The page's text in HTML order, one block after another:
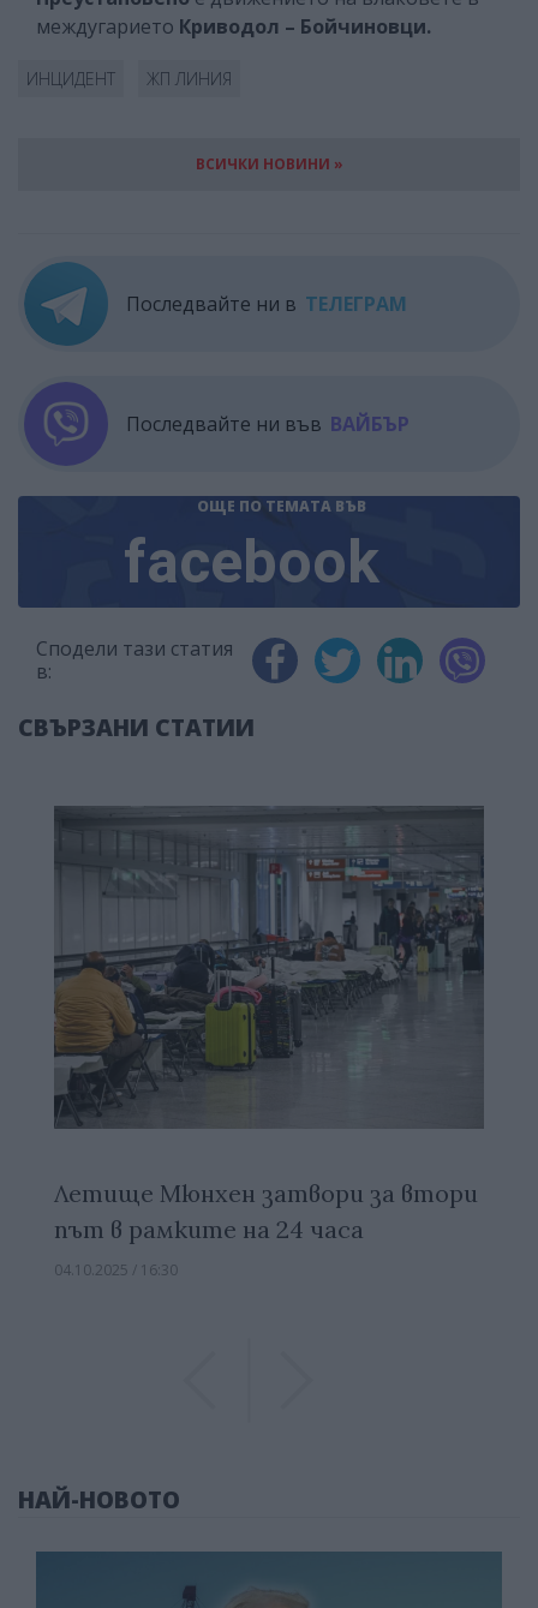
междугарието Криводол – Бойчиновци.
ИНЦИДЕНТ ЖП ЛИНИЯ
ВСИЧКИ НОВИНИ »
Последвайте ни в ТЕЛЕГРАМ
Последвайте ни във ВАЙБЪР
ОЩЕ ПО ТЕМАТА ВЪВ
facebook
Сподели тази статия
в:
СВЪРЗАНИ СТАТИИ
Летище Мюнхен затвори за втори
път в рамките на 24 часа
04.10.2025 / 16:30
НАЙ-НОВОТО